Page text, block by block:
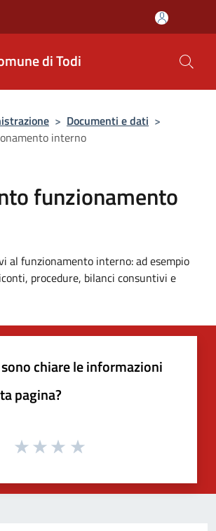
di Todi
> Documenti e dati >
interno
funzionamento
al funzionamento interno: ad esempio
procedure, bilanci consuntivi e
chiare le informazioni
pagina?